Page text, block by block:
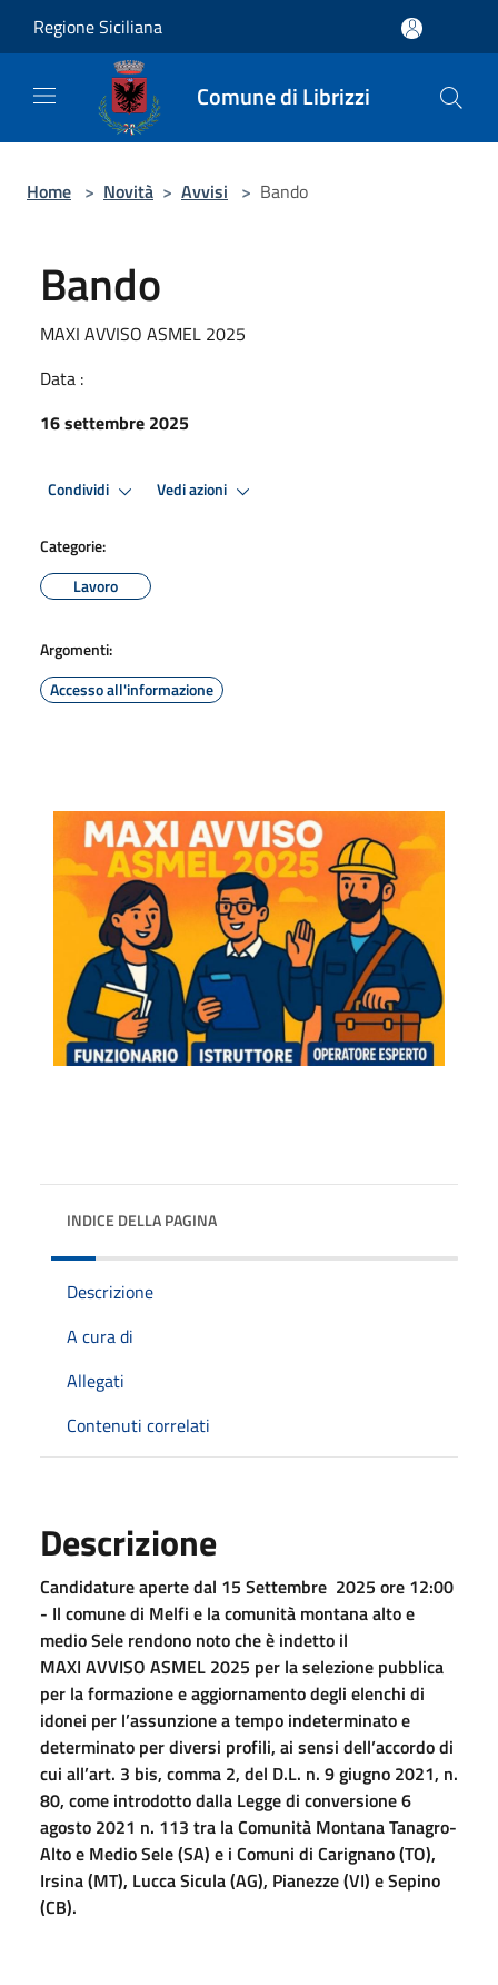
Regione Siciliana
Comune di Librizzi
Home > Novità > Avvisi > Bando
Bando
MAXI AVVISO ASMEL 2025
Data :
16 settembre 2025
Condividi Vedi azioni
Categorie:
Lavoro
Argomenti:
Accesso all'informazione
INDICE DELLA PAGINA
Descrizione
A cura di
Allegati
Contenuti correlati
Descrizione
Candidature aperte dal 15 Settembre 2025 ore 12:00
- Il comune di Melfi e la comunità montana alto e
medio Sele rendono noto che è indetto il
MAXI AVVISO ASMEL 2025 per la selezione pubblica
per la formazione e aggiornamento degli elenchi di
idonei per l’assunzione a tempo indeterminato e
determinato per diversi profili, ai sensi dell’accordo di
cui all’art. 3 bis, comma 2, del D.L. n. 9 giugno 2021, n.
80, come introdotto dalla Legge di conversione 6
agosto 2021 n. 113 tra la Comunità Montana Tanagro-
Alto e Medio Sele (SA) e i Comuni di Carignano (TO),
Irsina (MT), Lucca Sicula (AG), Pianezze (VI) e Sepino
(CB).